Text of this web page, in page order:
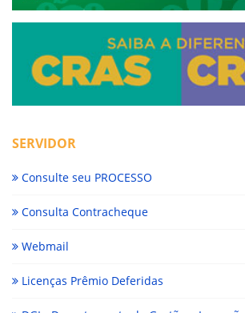
SERVIDOR
Consulte seu PROCESSO
Consulta Contracheque
Webmail
Licenças Prêmio Deferidas